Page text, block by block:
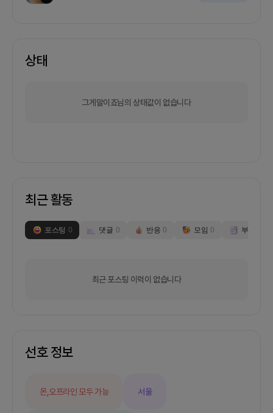
상태
그게말이죠님의 상태값이 없습니다
최근 활동
포스팅 0 댓글 0 반응 0 모임 0 부스
최근 포스팅 이력이 없습니다
선호 정보
온,오프라인 모두 가능 서울